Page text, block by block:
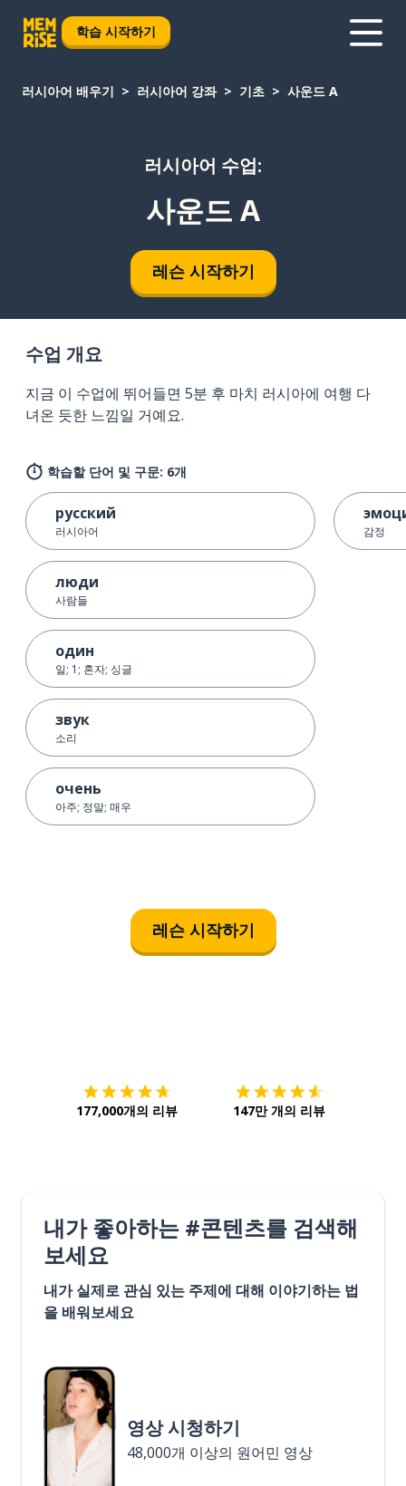
학습 시작하기
러시아어 배우기 러시아어 강좌 기초 사운드 A
러시아어 수업:
사운드 A
레슨 시작하기
수업 개요
지금 이 수업에 뛰어들면 5분 후 마치 러시아에 여행 다
녀온 듯한 느낌일 거예요.
학습할 단어 및 구문: 6개
русский
러시아어
люди
사람들
один
일; 1; 혼자; 싱글
звук
소리
очень
아주; 정말; 매우
감정
레슨 시작하기
177,000개의 리뷰 147만 개의 리뷰
내가 좋아하는 #콘텐츠를 검색해
보세요
내가 실제로 관심 있는 주제에 대해 이야기하는 법
을 배워보세요
영상 시청하기
48,000개 이상의 원어민 영상